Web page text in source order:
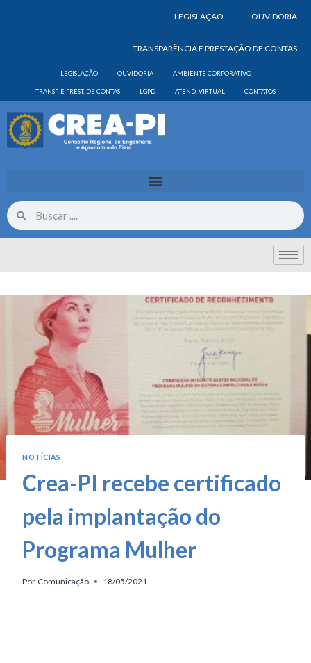
LEGISLAÇÃO OUVIDORIA
TRANSPARÊNCIA E PRESTAÇÃO DE CONTAS
LEGISLAÇÃO OUVIDORIA AMBIENTE CORPORATIVO
TRANSP. E PREST. DE CONTAS LGPD ATEND. VIRTUAL CONTATOS
NOTÍCIAS
Crea-PI recebe certificado
pela implantação do
Programa Mulher
Por Comunicação 18/05/2021